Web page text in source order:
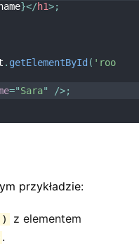
}</h1>;
. getElementById ( 'roo
="Sara" />;
przykładzie:
z elementem
.